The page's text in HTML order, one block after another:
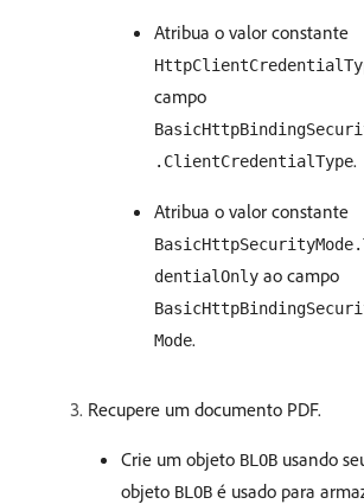
Atribua o valor constante
campo
.ClientCredentialType.
Atribua o valor constante
dentialOnly ao campo
Mode.
Recupere um documento PDF.
Crie um objeto BLOB usando
objeto BLOB é usado para